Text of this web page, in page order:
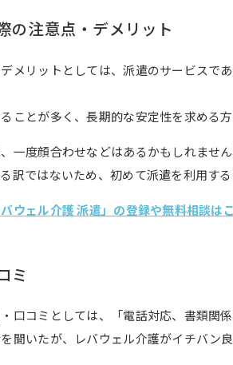
の注意点・デメリット
メリットとしては、派遣のサービスで
ことが多く、長期的な安定性を求める
一度顔合わせなどはあるかもしれませ
訳ではないため、初めて派遣を利用す
ウェル介護 派遣」の登録や無料相談は
ミ
口コミとしては、「電話対応、書類関
聞いたが、レバウェル介護がイチバン